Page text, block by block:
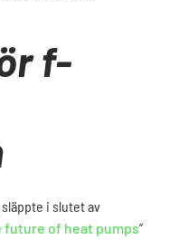
f-
i slutet av
future of heat pumps”